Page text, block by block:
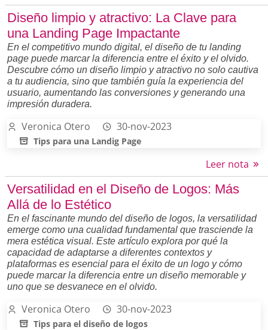
Diseño limpio y atractivo: La Clave para
una Landing Page Impactante
En el competitivo mundo digital, el diseño de tu landing
page puede marcar la diferencia entre el éxito y el olvido.
Descubre cómo un diseño limpio y atractivo no solo cautiva
a tu audiencia, sino que también guía la experiencia del
usuario, aumentando las conversiones y generando una
impresión duradera.
Veronica Otero 30-nov-2023
Tips para una Landig Page
Leer nota
Versatilidad en el Diseño de Logos: Más
Allá de lo Estético
En el fascinante mundo del diseño de logos, la versatilidad
emerge como una cualidad fundamental que trasciende la
mera estética visual. Este artículo explora por qué la
capacidad de adaptarse a diferentes contextos y
plataformas es esencial para el éxito de un logo y cómo
puede marcar la diferencia entre un diseño memorable y
uno que se desvanece en el olvido.
Veronica Otero 30-nov-2023
Tips para el diseño de logos